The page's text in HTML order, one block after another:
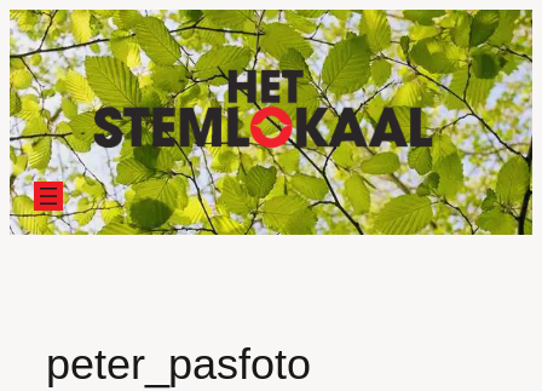
Ga
naar
de
inhoud
peter_pasfoto